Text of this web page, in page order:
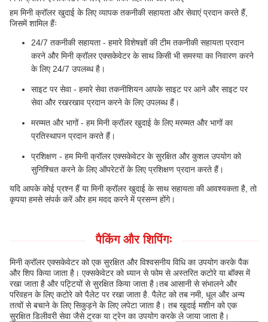
हम मिनी क्रॉलर खुदाई के लिए व्यापक तकनीकी सहायता और सेवाएं प्रदान करते हैं,
जिसमें शामिल हैंः
24/7 तकनीकी सहायता - हमारे विशेषज्ञों की टीम तकनीकी सहायता प्रदान
करने और मिनी क्रॉलर एक्सकेवेटर के साथ किसी भी समस्या का निवारण करने
के लिए 24/7 उपलब्ध है।
साइट पर सेवा - हमारे सेवा तकनीशियन आपके साइट पर आने और साइट पर
सेवा और रखरखाव प्रदान करने के लिए उपलब्ध हैं।
मरम्मत और भागों - हम मिनी क्रॉलर खुदाई के लिए मरम्मत और भागों का
प्रतिस्थापन प्रदान करते हैं।
प्रशिक्षण - हम मिनी क्रॉलर एक्सकेवेटर के सुरक्षित और कुशल उपयोग को
सुनिश्चित करने के लिए ऑपरेटरों के लिए प्रशिक्षण प्रदान करते हैं।
यदि आपके कोई प्रश्न हैं या मिनी क्रॉलर खुदाई के साथ सहायता की आवश्यकता है, तो
कृपया हमसे संपर्क करें और हम मदद करने में प्रसन्न होंगे।
पैकिंग और शिपिंगः
मिनी क्रॉलर एक्सकेवेटर को एक सुरक्षित और विश्वसनीय विधि का उपयोग करके पैक
और शिप किया जाता है। एक्सकेवेटर को ध्यान से फोम से अस्तरित कटोरे या बॉक्स में
रखा जाता है और पट्टियों से सुरक्षित किया जाता है।तब आसानी से संभालने और
परिवहन के लिए कटोरे को पैलेट पर रखा जाता है. पैलेट को तब नमी, धूल और अन्य
तत्वों से बचाने के लिए सिकुड़ने के लिए लपेटा जाता है। तब खुदाई मशीन को एक
सुरक्षित डिलीवरी सेवा जैसे ट्रक या ट्रेन का उपयोग करके ले जाया जाता है।